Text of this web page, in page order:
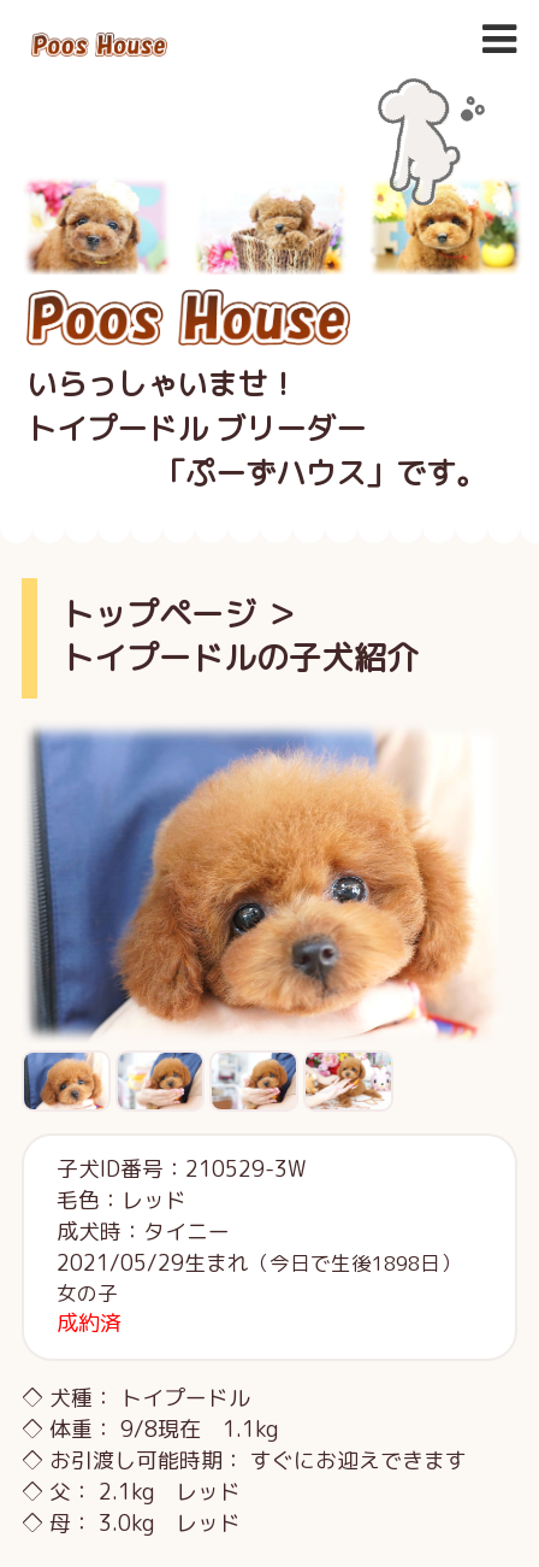
いらっしゃいませ！
トイプードル ブリーダー
「ぷーずハウス」です。
トップページ＞
トイプードルの子犬紹介
子犬ID番号：210529-3W
毛色：レッド
成犬時：タイニー
2021/05/29生まれ （今日で生後1898日）
女の子
成約済
◇ 犬種： トイプードル
◇ 体重： 9/8現在 1.1kg
◇ お引渡し可能時期： すぐにお迎えできます
◇ 父： 2.1kg レッド
◇ 母： 3.0kg レッド